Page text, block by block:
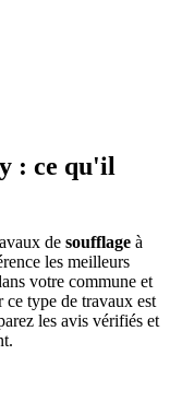
: ce qu'il
de soufflage à
les meilleurs
votre commune et
type de travaux est
les avis vérifiés et